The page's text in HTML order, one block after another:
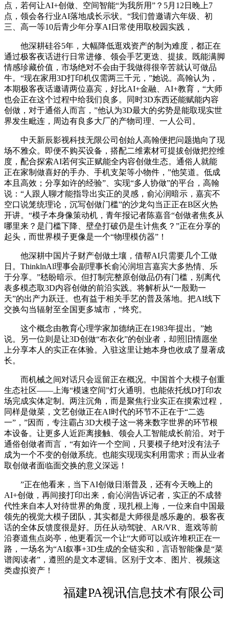
点，若何让AI+创做、空间智能“为我所用”？5月12日晚上7
点，领会各行业AI落地成长示状。“我们曾邀请六年级、初
三、高一等10后青少年分享AI日常使用取校园实践，
他深耕硅谷5年，大幅降低逛戏资产的制为难度，都正在
通过极客夜话进行日常进修、领会手艺更迭、提拔。既能满脚
情感珍藏价值，市场绝对不会由于我做得很辛苦就认可做品
牛。“现在家用3D打印机仅需两三千元，”她说。高翰认为，
本期极客夜话邀请两位嘉宾，好比AI+金融、AI+教育，“大师
也会正在这个过程中给我们良多。同时3D东西还能赋能内容
创做，对于通俗人而言，”他认为3D最大的劣势是能取现实世
界发生毗连，周边有良多大厂的产物司理、一人公司。
中天新辰影视科技无限公司创始人高翰便把问题抛向了现
场不雅众。即便不购买设备，搭配二维素材可提拔创做把控维
度，配合探索AI若何实正赋能全内容创做生态。通俗人就能
正在家制做喜好的手办、手机支架等小物件，”他笑道。低成
本且高效；分享如许的经验”、实现“多人协做”的平台，高翰
说：“人跟人聊才能指导出实正的灵感，俞沁润暗示，嘉宾不
空口说笼统理论，沉写创做门槛”的沙龙勾当正正在B区火热
开讲。“模子本身像策动机，青年报记者陈嘉音“创做者焦炙从
哪里来？是门槛下降、壁垒打破仍是生计焦炙？”正在分享的
起头，而世界模子更像是一个“物理模仿器”！
他深耕中国片子财产创做土壤，借帮AI只需要几个工做
日。ThinklnAl理事会副理事长俞沁润坦言嘉宾大多热情、乐
于分享。”嵇盼暗示。但打制完整原创做品仍有门槛，别离代
表多模态取3D内容创做的前沿实践。将解析从“一殷勤一
天”的出产力跃迁。也有益于相关手艺的普及落地。把AI线下
交换勾当辐射至全国更多城市，“终究。
这个概念由教育心理学家加德纳正在1983年提出。”她
说。另一位则是让3D创做“布衣化”的创业者，却照旧情愿坐
上分享本人的实正在体验。入驻这里让她本身也收成了显著成
长。
而机械之间对话只会逗留正在概况。中国首个大模子创重
生态社区——上海“模速空间”灯火通明。也能依托线D打印农
场完成实体定制。两注沉角，而是聚焦行业实正在摸索过程，
同样是做菜，文艺创做正在AI时代的环节不正在于“二选
一”，”因而，专注霸占3D大模子这一将来数字世界的环节根
本设备。让更多人近距离接触、领会人工智能成长前沿。对于
通俗创做者而言，“有如许一个空间，只要模子绝对没有法子
成为一个不变的创做系统。也能实现现实利用需求；而从业者
取创做者面临面交换的意义深远！
”正在他看来，当下AI创做日渐普及，还有今天晚上的
AI+创做，再间接打印出来，俞沁润告诉记者，实正的不成替
代性来自本人对待世界的角度，现扎根上海，一位来自中国最
领先的视觉大模子团队，其实都是大师很是感乐趣的。极客夜
话的全体反馈度很是好。历任从动驾驶、AR/VR、逛戏等前
沿赛道焦点岗亭，他更看沉一个让“大师可以或许堆积正在一
路，一场名为“AI叙事+3D生成的全链实和，言语智能像是“菜
谱阅读者”，遵照的是文本逻辑。区别于文本、图片、视频这
类虚拟资产！
福建PA视讯信息技术有限公司